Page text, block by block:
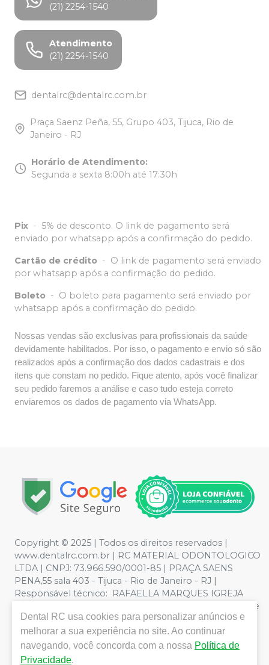
(21) 2254-1540
Atendimento
(21) 2254-1540
dentalrc@dentalrc.com.br
Praça Saenz Peña, 55, Grupo 403, Tijuca, Rio de
Janeiro - RJ
Horário de Atendimento:
Segunda a sexta 8:00h até 17:30h
Pix - 5% de desconto. O link de pagamento será
enviado por whatsapp após a confirmação do pedido.
Cartão de crédito - O link de pagamento será enviado
por whatsapp após a confirmação do pedido.
Boleto - O boleto para pagamento será enviado por
whatsapp após a confirmação do pedido.
Nossas vendas são exclusivas para profissionais da saúde
devidamente habilitados. Por isso, o pagamento e envio só são
realizados após a confirmação dos dados cadastrais e dos
itens que constam no pedido. Fique atento, após você finalizar
seu pedido faremos a análise e caso tudo esteja correto
enviaremos os dados de pagamento via WhatsApp.
Copyright © 2025 | Todos os direitos reservados |
www.dentalrc.com.br | RC MATERIAL ODONTOLOGICO
LTDA | CNPJ: 73.966.590/0001-85 | PRAÇA SAENS
PENA,55 sala 403 - Tijuca - Rio de Janeiro - RJ |
Responsável técnico: RAFAELLA MARQUES IGREJA
DOS SANTOS CRO/RJ nº 55115 | Política de Privacidade e
Segurança - Fotos meramente ilustrativas - Os preços e
condições da loja virtual estão sujeitos a alterações. Em
caso de divergência de preços no site, o valor válido é o
do Carrinho de Compra. Não vendemos por atacado,
Dental RC usa cookies para personalizar anúncios e
melhorar a sua experiência no site. Ao continuar
navegando, você concorda com a nossa Política de
Privacidade.